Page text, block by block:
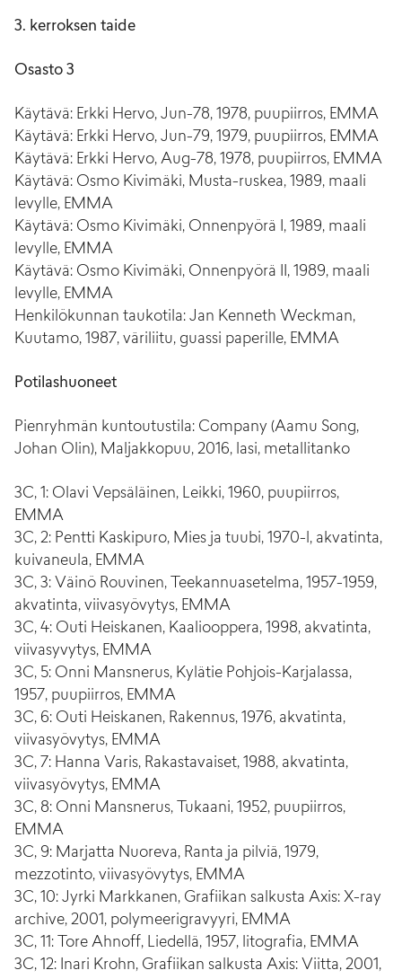
3. kerroksen taide
Osasto 3
Käytävä: Erkki Hervo, Jun-78, 1978, puupiirros, EMMA
Käytävä: Erkki Hervo, Jun-79, 1979, puupiirros, EMMA
Käytävä: Erkki Hervo, Aug-78, 1978, puupiirros, EMMA
Käytävä: Osmo Kivimäki, Musta-ruskea, 1989, maali
levylle, EMMA
Käytävä: Osmo Kivimäki, Onnenpyörä I, 1989, maali
levylle, EMMA
Käytävä: Osmo Kivimäki, Onnenpyörä II, 1989, maali
levylle, EMMA
Henkilökunnan taukotila: Jan Kenneth Weckman,
Kuutamo, 1987, väriliitu, guassi paperille, EMMA
Potilashuoneet
Pienryhmän kuntoutustila: Company (Aamu Song,
Johan Olin), Maljakkopuu, 2016, lasi, metallitanko
3C, 1: Olavi Vepsäläinen, Leikki, 1960, puupiirros,
EMMA
3C, 2: Pentti Kaskipuro, Mies ja tuubi, 1970-l, akvatinta,
kuivaneula, EMMA
3C, 3: Väinö Rouvinen, Teekannuasetelma, 1957-1959,
akvatinta, viivasyövytys, EMMA
3C, 4: Outi Heiskanen, Kaaliooppera, 1998, akvatinta,
viivasyvytys, EMMA
3C, 5: Onni Mansnerus, Kylätie Pohjois-Karjalassa,
1957, puupiirros, EMMA
3C, 6: Outi Heiskanen, Rakennus, 1976, akvatinta,
viivasyövytys, EMMA
3C, 7: Hanna Varis, Rakastavaiset, 1988, akvatinta,
viivasyövytys, EMMA
3C, 8: Onni Mansnerus, Tukaani, 1952, puupiirros,
EMMA
3C, 9: Marjatta Nuoreva, Ranta ja pilviä, 1979,
mezzotinto, viivasyövytys, EMMA
3C, 10: Jyrki Markkanen, Grafiikan salkusta Axis: X-ray
archive, 2001, polymeerigravyyri, EMMA
3C, 11: Tore Ahnoff, Liedellä, 1957, litografia, EMMA
3C, 12: Inari Krohn, Grafiikan salkusta Axis: Viitta, 2001,